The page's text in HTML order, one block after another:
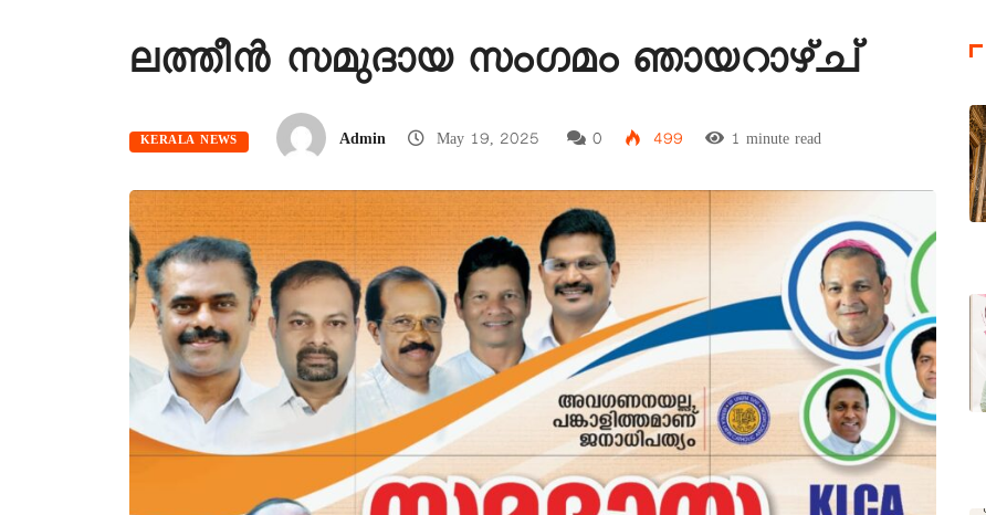
ലത്തീൻ സമുദായ സംഗമം ഞായറാഴ്ച്
KERALA NEWS Admin May 19, 2025 0 499 1 minute read